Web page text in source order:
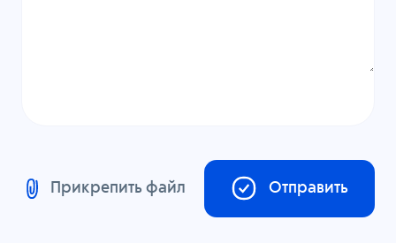
Прикрепить файл Отправить